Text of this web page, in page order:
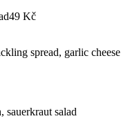
49 Kč
spread, garlic cheese
sauerkraut salad